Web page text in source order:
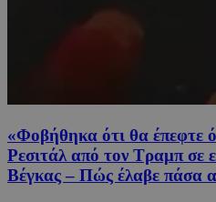
«Φοβήθηκα ότι θα έπεφτε
Ρεσιτάλ από τον Τραμπ σε
Βέγκας – Πώς έλαβε πάσα